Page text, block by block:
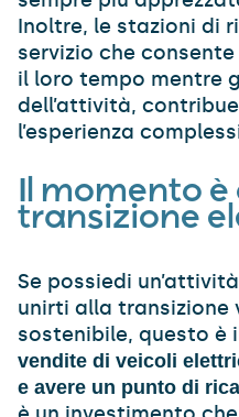
Inoltre, le stazioni di
servizio che
il loro tempo mentre
dell’attività,
l’esperienza
Il momento è
transizione
Se possiedi
unirti alla transizione
sostenibile, questo è
vendite di veicoli
e avere un punto di